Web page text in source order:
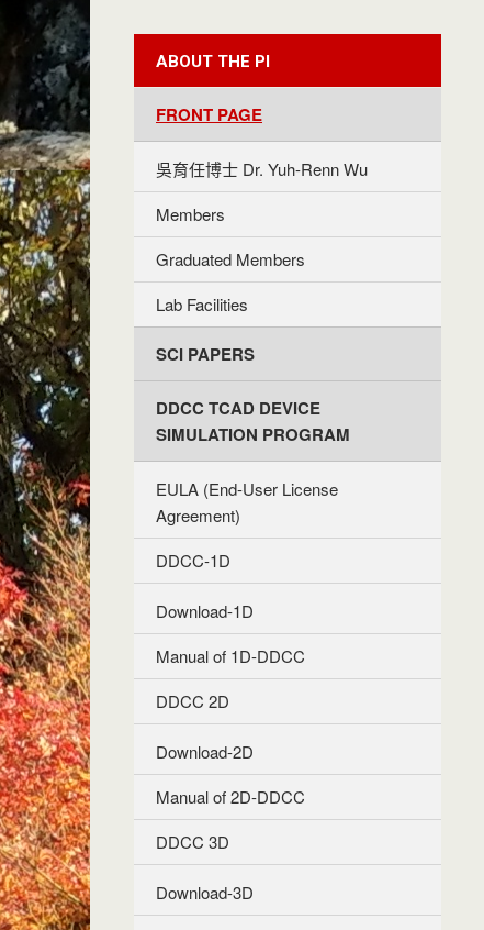
ABOUT THE PI
FRONT PAGE
吳育任博士 Dr. Yuh-Renn Wu
Members
Graduated Members
Lab Facilities
SCI PAPERS
DDCC TCAD DEVICE
SIMULATION PROGRAM
EULA (End-User License
Agreement)
DDCC-1D
Download-1D
Manual of 1D-DDCC
DDCC 2D
Download-2D
Manual of 2D-DDCC
DDCC 3D
Download-3D